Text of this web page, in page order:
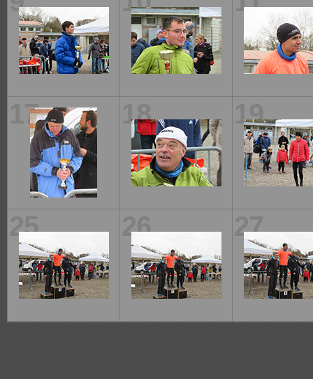
17 18 19
25 26 27